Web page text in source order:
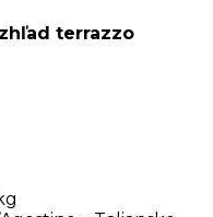
terrazzo